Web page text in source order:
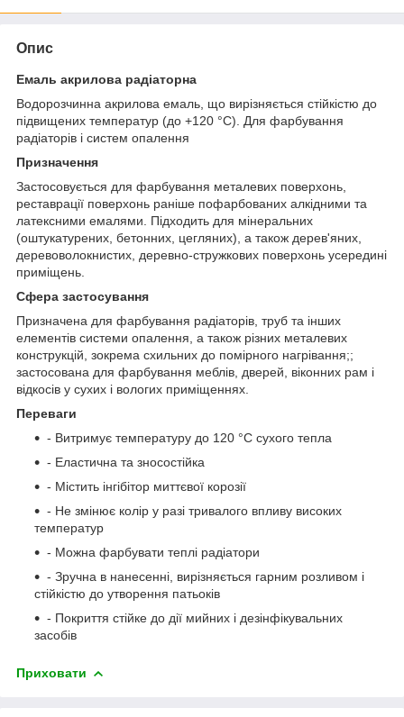
Опис
Емаль акрилова радіаторна
Водорозчинна акрилова емаль, що вирізняється стійкістю до
підвищених температур (до +120 °C). Для фарбування
радіаторів і систем опалення
Призначення
Застосовується для фарбування металевих поверхонь,
реставрації поверхонь раніше пофарбованих алкідними та
латексними емалями. Підходить для мінеральних
(оштукатурених, бетонних, цегляних), а також дерев'яних,
деревоволокнистих, деревно-стружкових поверхонь усередині
приміщень.
Сфера застосування
Призначена для фарбування радіаторів, труб та інших
елементів системи опалення, а також різних металевих
конструкцій, зокрема схильних до помірного нагрівання;;
застосована для фарбування меблів, дверей, віконних рам і
відкосів у сухих і вологих приміщеннях.
Переваги
- Витримує температуру до 120 °C сухого тепла
- Еластична та зносостійка
- Містить інгібітор миттєвої корозії
- Не змінює колір у разі тривалого впливу високих
температур
- Можна фарбувати теплі радіатори
- Зручна в нанесенні, вирізняється гарним розливом і
стійкістю до утворення патьоків
- Покриття стійке до дії мийних і дезінфікувальних
засобів
Приховати